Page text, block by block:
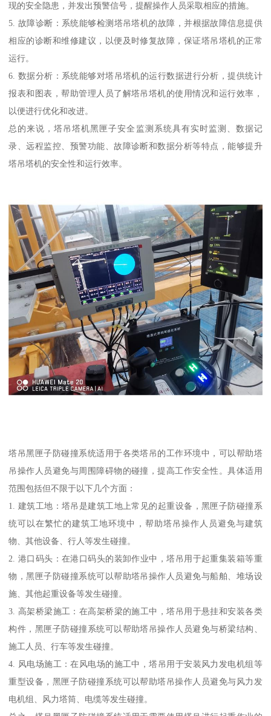
现的安全隐患，并发出预警信号，提醒操作人员采取相应的措施。
5. 故障诊断：系统能够检测塔吊塔机的故障，并根据故障信息提供
相应的诊断和维修建议，以便及时修复故障，保证塔吊塔机的正常
运行。
6. 数据分析：系统能够对塔吊塔机的运行数据进行分析，提供统计
报表和图表，帮助管理人员了解塔吊塔机的使用情况和运行效率，
以便进行优化和改进。
总的来说，塔吊塔机黑匣子安全监测系统具有实时监测、数据记
录、远程监控、预警功能、故障诊断和数据分析等特点，能够提升
塔吊塔机的安全性和运行效率。
塔吊黑匣子防碰撞系统适用于各类塔吊的工作环境中，可以帮助塔
吊操作人员避免与周围障碍物的碰撞，提高工作安全性。具体适用
范围包括但不限于以下几个方面：
1. 建筑工地：塔吊是建筑工地上常见的起重设备，黑匣子防碰撞系
统可以在繁忙的建筑工地环境中，帮助塔吊操作人员避免与建筑
物、其他设备、行人等发生碰撞。
2. 港口码头：在港口码头的装卸作业中，塔吊用于起重集装箱等重
物，黑匣子防碰撞系统可以帮助塔吊操作人员避免与船舶、堆场设
施、其他起重设备等发生碰撞。
3. 高架桥梁施工：在高架桥梁的施工中，塔吊用于悬挂和安装各类
构件，黑匣子防碰撞系统可以帮助塔吊操作人员避免与桥梁结构、
施工人员、行车等发生碰撞。
4. 风电场施工：在风电场的施工中，塔吊用于安装风力发电机组等
重型设备，黑匣子防碰撞系统可以帮助塔吊操作人员避免与风力发
电机组、风力塔筒、电缆等发生碰撞。